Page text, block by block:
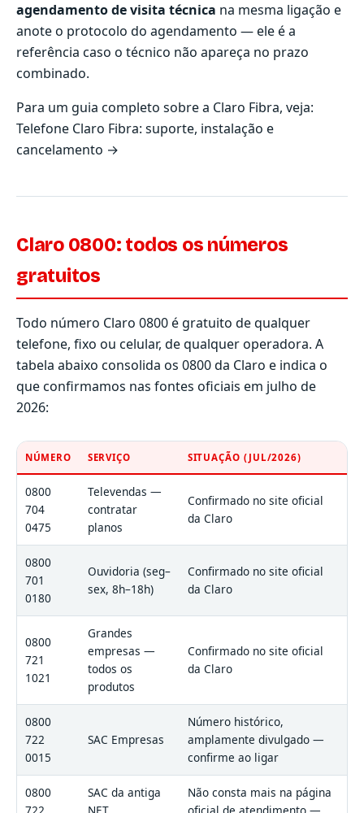
agendamento de visita técnica na mesma ligação e
anote o protocolo do agendamento — ele é a
referência caso o técnico não apareça no prazo
combinado.
Para um guia completo sobre a Claro Fibra, veja:
Telefone Claro Fibra: suporte, instalação e
cancelamento →
Claro 0800: todos os números
gratuitos
Todo número Claro 0800 é gratuito de qualquer
telefone, fixo ou celular, de qualquer operadora. A
tabela abaixo consolida os 0800 da Claro e indica o
que confirmamos nas fontes oficiais em julho de
2026:
NÚMERO SERVIÇO SITUAÇÃO (JUL/2026)
0800
704
0475
Televendas —
contratar
planos
Confirmado no site oficial
da Claro
0800
701
0180
Ouvidoria (seg–
sex, 8h–18h)
Confirmado no site oficial
da Claro
0800
721
1021
Grandes
empresas —
todos os
produtos
Confirmado no site oficial
da Claro
0800
722
0015
SAC Empresas
Número histórico,
amplamente divulgado —
confirme ao ligar
0800
SAC da antiga
Não consta mais na página